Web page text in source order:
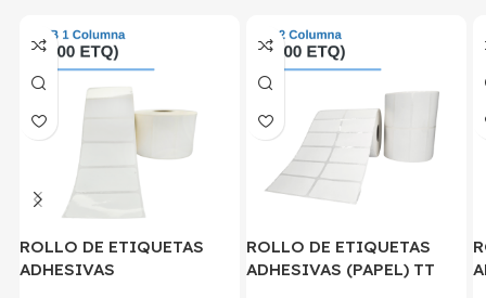
ROLLO DE ETIQUETAS
ADHESIVAS
ROLLO DE ETIQUETAS
ADHESIVAS (PAPEL) TT